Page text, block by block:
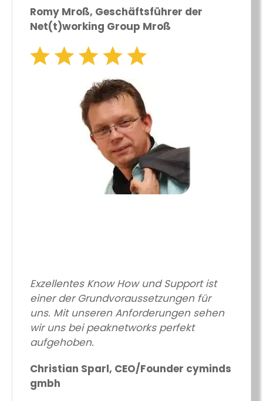
Romy Mroß, Geschäftsführer der
Net(t)working Group Mroß
Exzellentes Know How und Support ist
einer der Grundvoraussetzungen für
uns. Mit unseren Anforderungen sehen
wir uns bei peaknetworks perfekt
aufgehoben.
Christian Sparl, CEO/Founder cyminds
gmbh